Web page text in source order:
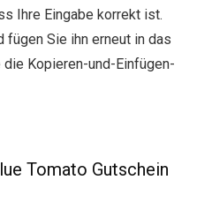
Ihre Eingabe korrekt ist.
fügen Sie ihn erneut in das
Kopieren-und-Einfügen-
Tomato Gutschein